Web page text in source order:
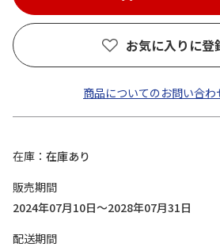
お気に入りに登
商品についてのお問い合わ
在庫
在庫あり
販売期間
2024年07月10日～2028年07月31日
配送期間